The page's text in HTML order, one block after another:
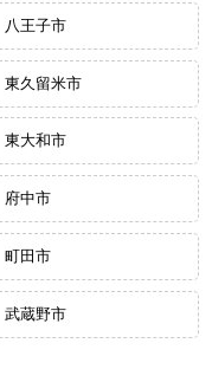
八王子市
東久留米市
東大和市
府中市
町田市
武蔵野市